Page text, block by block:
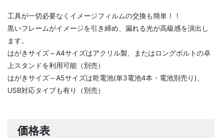
工具が一切必要なくイメージフィルムの交換も簡単！！
黒いフレームがイメージを引き締め、漏れる光が高級感を演出し
ます。
はがきサイズ～A4サイズはアクリル製、またはロングボルトの卓
上スタンドを利用可能（別売）
はがきサイズ～A5サイズは乾電池(単3電池4本・電池別売り)、
USB対応タイプも有り（別売）
価格表